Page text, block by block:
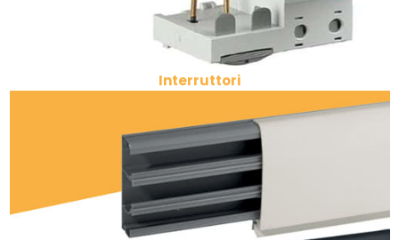
Interruttori